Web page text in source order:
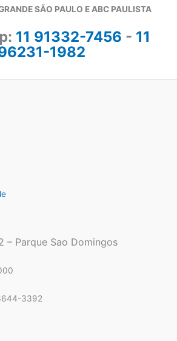
SÃO PAULO E ABC PAULISTA
11 91332-7456 - 11
1982
– Parque Sao Domingos
3392